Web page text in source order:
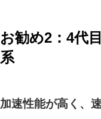
お勧め2：4代
系
加速性能が高く、